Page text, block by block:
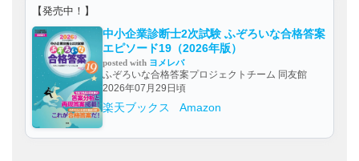
【発売中！】
中小企業診断士2次試験 ふぞろいな合格答案
エピソード19（2026年版）
posted with ヨメレバ
ふぞろいな合格答案プロジェクトチーム 同友館
2026年07月29日頃
楽天ブックス Amazon